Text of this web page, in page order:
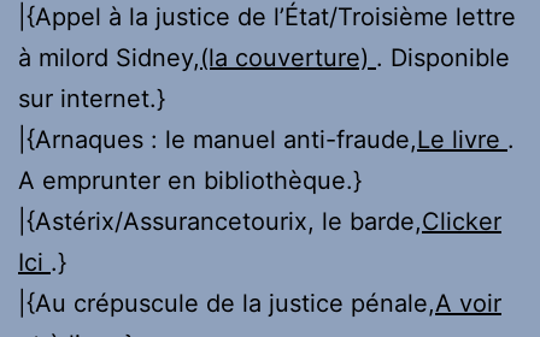
|{Appel à la justice de l’État/Troisième lettre
à milord Sidney,(la couverture) . Disponible
sur internet.}
|{Arnaques : le manuel anti-fraude,Le livre .
A emprunter en bibliothèque.}
|{Astérix/Assurancetourix, le barde,Clicker
Ici .}
|{Au crépuscule de la justice pénale,A voir